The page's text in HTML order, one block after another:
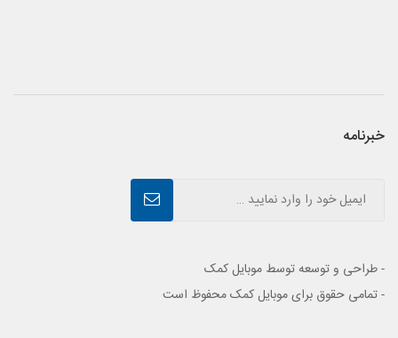
خبرنامه
- طراحی و توسعه توسط موبایل کمک
- تمامی حقوق برای موبایل کمک محفوظ است